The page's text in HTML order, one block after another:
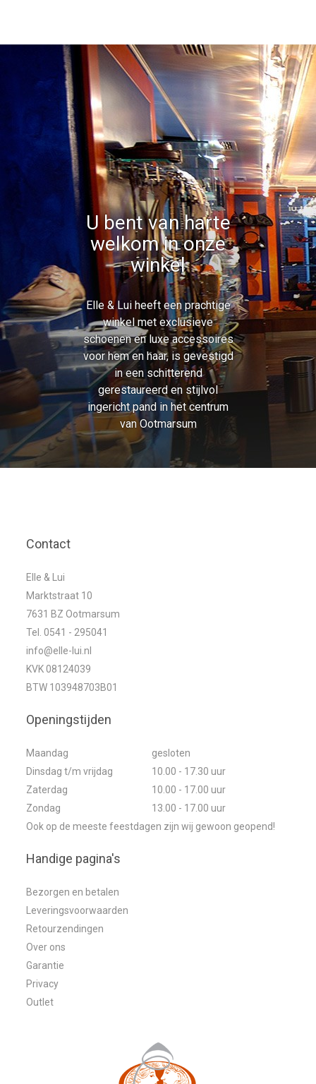
U bent van harte
welkom in onze
winkel
Elle & Lui heeft een prachtige
winkel met exclusieve
schoenen en luxe accessoires
voor hem en haar, is gevestigd
in een schitterend
gerestaureerd en stijlvol
ingericht pand in het centrum
van Ootmarsum
Contact
Elle & Lui
Marktstraat 10
7631 BZ Ootmarsum
Tel. 0541 - 295041
info@elle-lui.nl
KVK 08124039
BTW 103948703B01
Openingstijden
Maandag
gesloten
Dinsdag t/m vrijdag
10.00 - 17.30 uur
Zaterdag
10.00 - 17.00 uur
Zondag
13.00 - 17.00 uur
Ook op de meeste feestdagen zijn wij gewoon geopend!
Handige pagina's
Bezorgen en betalen
Leveringsvoorwaarden
Retourzendingen
Over ons
Garantie
Privacy
Outlet